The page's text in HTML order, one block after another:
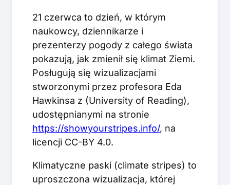
21 czerwca to dzień, w którym
naukowcy, dziennikarze i
prezenterzy pogody z całego świata
pokazują, jak zmienił się klimat Ziemi.
Posługują się wizualizacjami
stworzonymi przez profesora Eda
Hawkinsa z (University of Reading),
udostępnianymi na stronie
https://showyourstripes.info/, na
licencji CC-BY 4.0.
Klimatyczne paski (climate stripes) to
uproszczona wizualizacja, której